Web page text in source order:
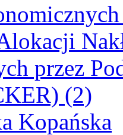
przez
(2)
Kopańska